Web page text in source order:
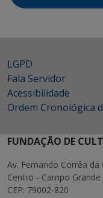
LGPD
Fala Servidor
Acessibilidade
Ordem Cronológica
FUNDAÇÃO DE
Av. Fernando Corrêa da
Centro - Campo
CEP: 79002-820